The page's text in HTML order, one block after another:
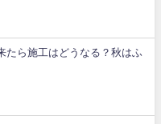
たら施工はどうなる？秋はふ